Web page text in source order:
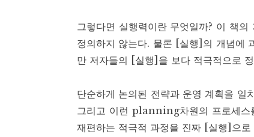
그렇다면 실행력이란 무엇일까? 이 책
정의하지 않는다. 물론 [실행]의 개념에
만 저자들의 [실행]을 보다 적극적으로
단순하게 논의된 전략과 운영 계획을 일
그리고 이런 planning차원의 프로세스
재편하는 적극적 과정을 진짜 [실행]으로